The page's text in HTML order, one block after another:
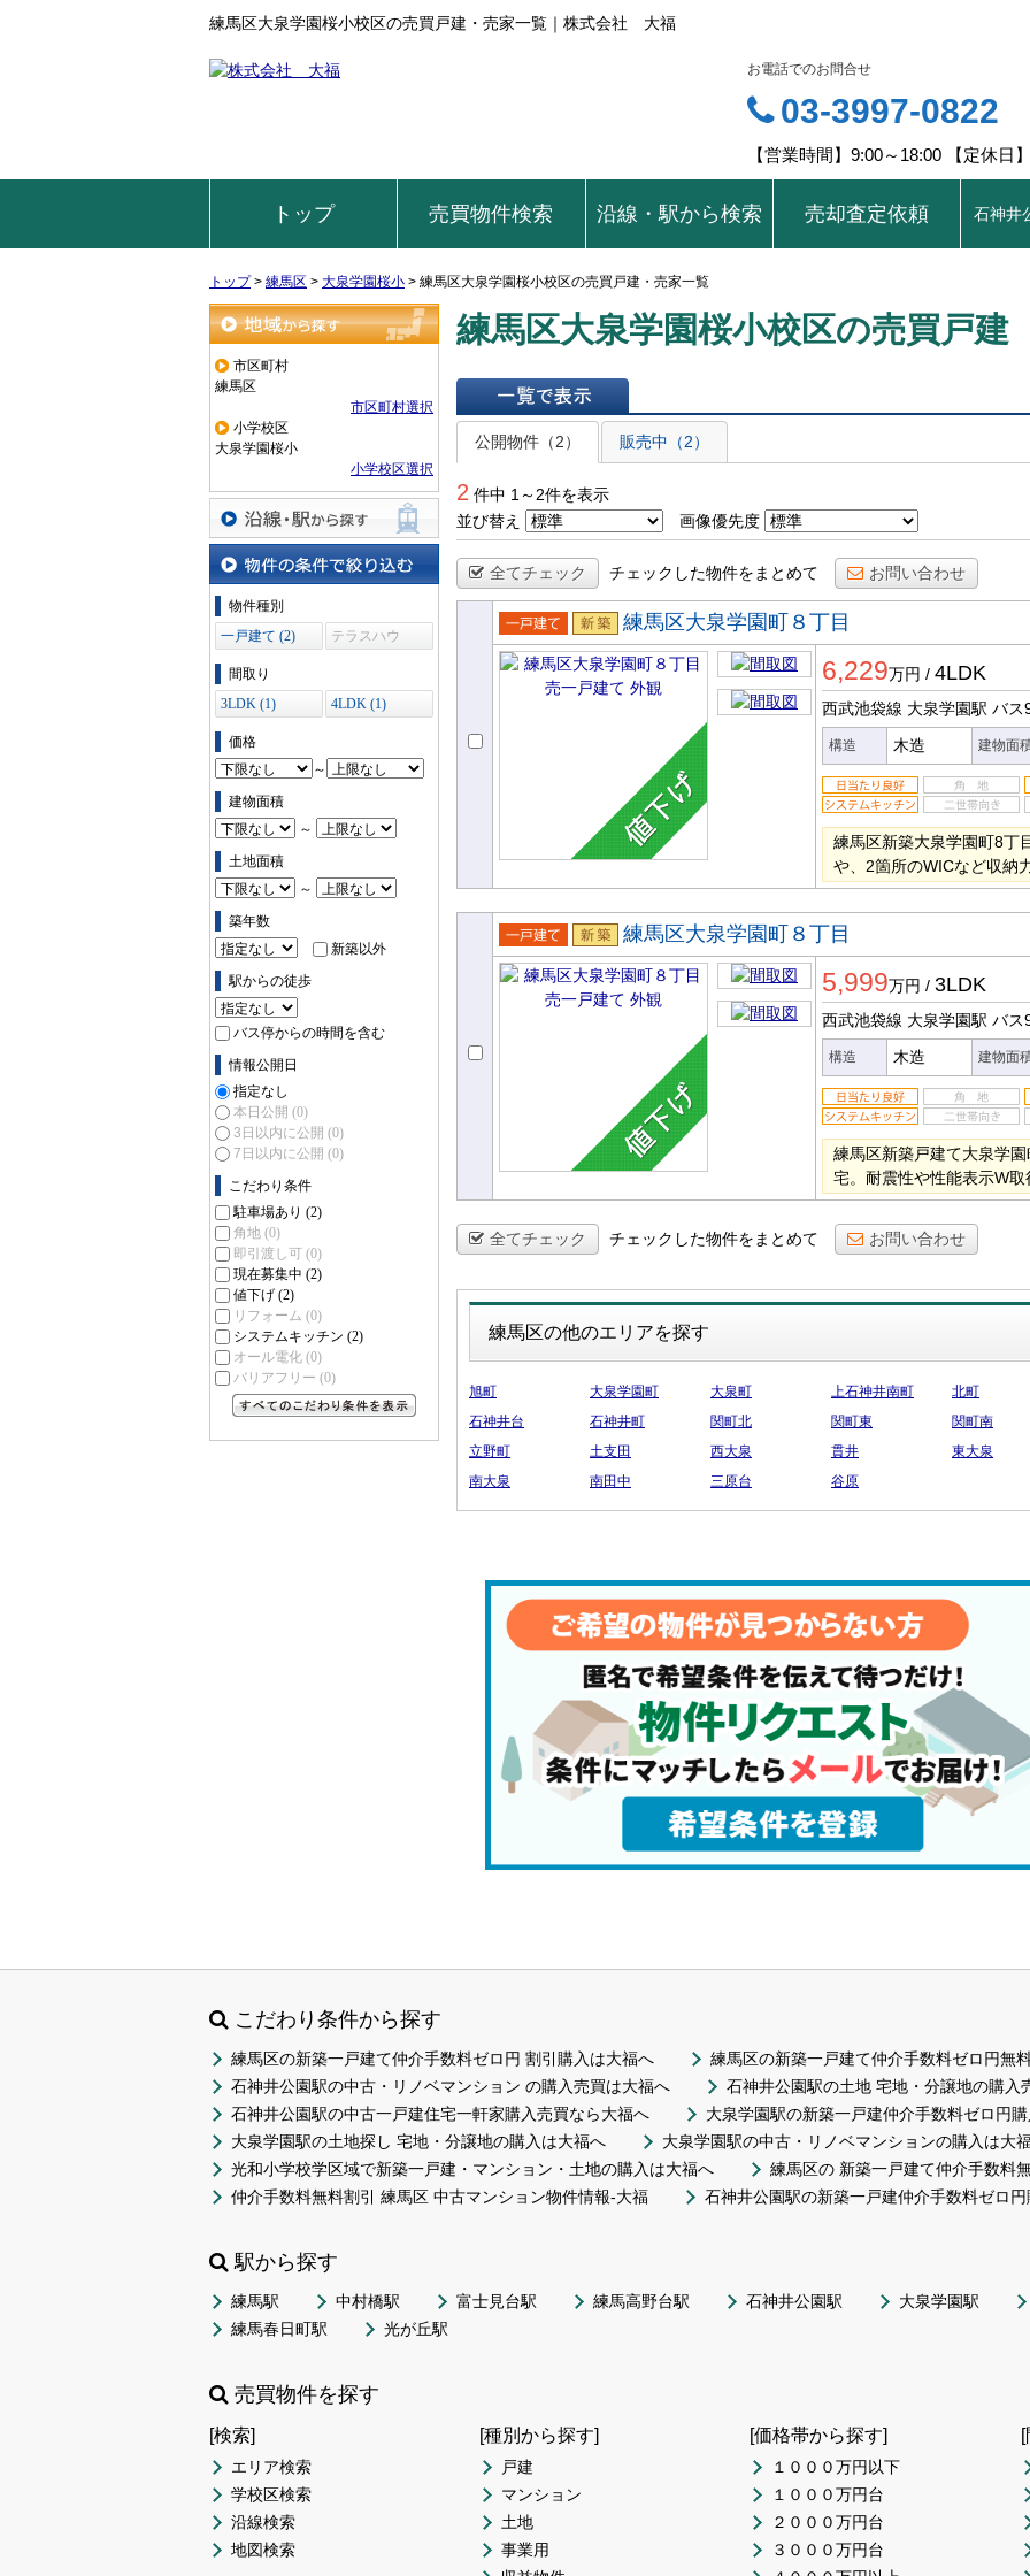
練馬区大泉学園桜小校区の売買戸建・売家一覧｜株式会社 大福
お電話でのお問合せ
03-3997-0822
【営業時間】9:00～18:00 【定休日
トップ 売買物件検索 沿線・駅から検索 売却査定依頼 石神井
トップ> 練馬区 > 大泉学園桜小 > 練馬区大泉学園桜小校区の売買戸建・売家一覧
地域から探す
市区町村
練馬区
市区町村選択
小学校区
大泉学園桜小
小学校区選択
沿線・駅から探す
物件の条件で絞り込む
物件種別
一戸建て (2)
テラスハウ
間取り
3LDK (1)
4LDK (1)
価格
～
建物面積
～
土地面積
～
築年数
新築以外
駅からの徒歩
バス停からの時間を含む
情報公開日
指定なし
本日公開 (0)
3日以内に公開 (0)
7日以内に公開 (0)
こだわり条件
駐車場あり (2)
角地 (0)
即引渡し可 (0)
現在募集中 (2)
値下げ (2)
リフォーム (0)
システムキッチン (2)
オール電化 (0)
バリアフリー (0)
練馬区大泉学園桜小校区の売買戸建
一覧で表示
公開物件（2）
販売中（2）
2 件中 1～2件を表示
並び替え
画像優先度
全てチェック チェックした物件をまとめて お問い合わせ
売一戸建
て
新築
練馬区大泉学園町８丁目
6,229万円 / 4LDK
西武池袋線 大泉学園駅 バス
構造 木造 建物面
練馬区新築大泉学園町8丁
や、2箇所のWICなど収納
売一戸建
て
新築
練馬区大泉学園町８丁目
5,999万円 / 3LDK
西武池袋線 大泉学園駅 バス
構造 木造 建物面
練馬区新築戸建て大泉学
宅。耐震性や性能表示W取
全てチェック チェックした物件をまとめて お問い合わせ
練馬区の他のエリアを探す
旭町 大泉学園町 大泉町 上石神井南町 北町
石神井台
石神井町 関町北 関町東 関町南
立野町
土支田 西大泉 貫井 東大泉
南大泉
南田中 三原台 谷原
こだわり条件から探す
練馬区の新築一戸建て仲介手数料ゼロ円 割引購入は大福へ
練馬区の新築一戸建て仲介手数料ゼロ円無
石神井公園駅の中古・リノベマンション の購入売買は大福へ
石神井公園駅の土地 宅地・分譲地の購入
石神井公園駅の中古一戸建住宅一軒家購入売買なら大福へ
大泉学園駅の新築一戸建仲介手数料ゼロ円
大泉学園駅の土地探し 宅地・分譲地の購入は大福へ
大泉学園駅の中古・リノベマンションの購入は大
光和小学校学区域で新築一戸建・マンション・土地の購入は大福へ
練馬区の 新築一戸建て仲介手数料
仲介手数料無料割引 練馬区 中古マンション物件情報-大福
石神井公園駅の新築一戸建仲介手数料ゼロ
駅から探す
練馬駅 中村橋駅 富士見台駅 練馬高野台駅 石神井公園駅 大泉学園駅
練馬春日町駅
光が丘駅
売買物件を探す
[検索]
エリア検索
学校区検索
沿線検索
地図検索
[種別から探す]
戸建
マンション
土地
事業用
[価格帯から探す]
１０００万円以下
１０００万円台
２０００万円台
３０００万円台